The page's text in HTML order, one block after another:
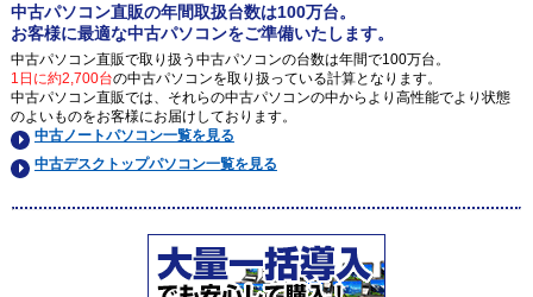
中古パソコン直販の年間取扱台数は100万台。
お客様に最適な中古パソコンをご準備いたします。
中古パソコン直販で取り扱う中古パソコンの台数は年間で100万台。
1日に約2,700台の中古パソコンを取り扱っている計算となります。
中古パソコン直販では、それらの中古パソコンの中からより高性能でより状態
のよいものをお客様にお届けしております。
中古ノートパソコン一覧を見る
中古デスクトップパソコン一覧を見る